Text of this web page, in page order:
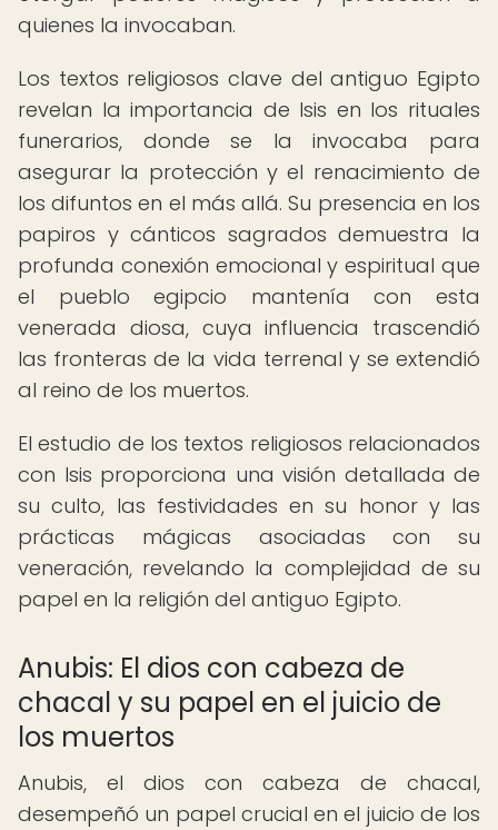
quienes la invocaban.
Los textos religiosos clave del antiguo Egipto
revelan la importancia de Isis en los rituales
funerarios, donde se la invocaba para
asegurar la protección y el renacimiento de
los difuntos en el más allá. Su presencia en los
papiros y cánticos sagrados demuestra la
profunda conexión emocional y espiritual que
el pueblo egipcio mantenía con esta
venerada diosa, cuya influencia trascendió
las fronteras de la vida terrenal y se extendió
al reino de los muertos.
El estudio de los textos religiosos relacionados
con Isis proporciona una visión detallada de
su culto, las festividades en su honor y las
prácticas mágicas asociadas con su
veneración, revelando la complejidad de su
papel en la religión del antiguo Egipto.
Anubis: El dios con cabeza de
chacal y su papel en el juicio de
los muertos
Anubis, el dios con cabeza de chacal,
desempeñó un papel crucial en el juicio de los